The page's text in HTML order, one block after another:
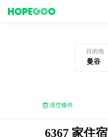
目的地
清空條件
6367 家住宿